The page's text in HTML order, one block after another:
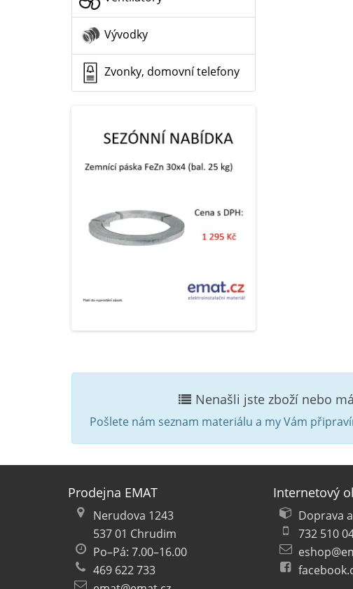
Vývodky
Zvonky, domovní telefony
Nenašli jste zboží nebo
Pošlete nám seznam materiálu a my Vám
Prodejna EMAT
Nerudova 1243
537 01 Chrudim
Po–Pá: 7.00–16.00
469 622 733
Internetový
Doprava
732 510